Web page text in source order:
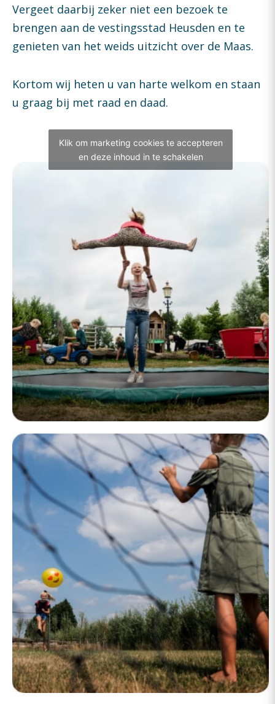
Vergeet daarbij zeker niet een bezoek te
brengen aan de vestingsstad Heusden en te
genieten van het weids uitzicht over de Maas.
Kortom wij heten u van harte welkom en staan
u graag bij met raad en daad.
Klik om marketing cookies te accepteren
en deze inhoud in te schakelen